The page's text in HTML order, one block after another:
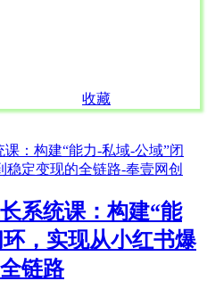
收藏
系统课：构建“能
，实现从小红书爆
链路